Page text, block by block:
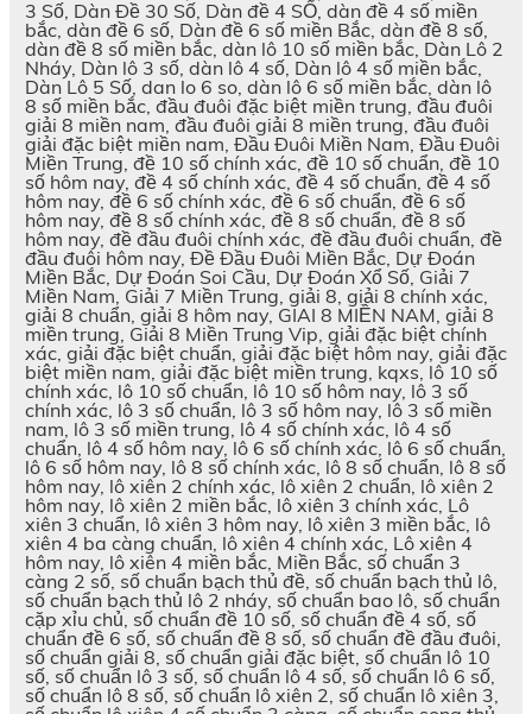
3 Số, Dàn Đề 30 Số, Dàn đề 4 SỐ, dàn đề 4 số miền
bắc, dàn đề 6 số, Dàn đề 6 số miền Bắc, dàn đề 8 số,
dàn đề 8 số miền bắc, dàn lô 10 số miền bắc, Dàn Lô 2
Nháy, Dàn lô 3 số, dàn lô 4 số, Dàn lô 4 số miền bắc,
Dàn Lô 5 Số, dan lo 6 so, dàn lô 6 số miền bắc, dàn lô
8 số miền bắc, đầu đuôi đặc biệt miền trung, đầu đuôi
giải 8 miền nam, đầu đuôi giải 8 miền trung, đầu đuôi
giải đặc biệt miền nam, Đầu Đuôi Miền Nam, Đầu Đuôi
Miền Trung, đề 10 số chính xác, đề 10 số chuẩn, đề 10
số hôm nay, đề 4 số chính xác, đề 4 số chuẩn, đề 4 số
hôm nay, đề 6 số chính xác, đề 6 số chuẩn, đề 6 số
hôm nay, đề 8 số chính xác, đề 8 số chuẩn, đề 8 số
hôm nay, đề đầu đuôi chính xác, đề đầu đuôi chuẩn, đề
đầu đuôi hôm nay, Đề Đầu Đuôi Miền Bắc, Dự Đoán
Miền Bắc, Dự Đoán Soi Cầu, Dự Đoán Xổ Số, Giải 7
Miền Nam, Giải 7 Miền Trung, giải 8, giải 8 chính xác,
giải 8 chuẩn, giải 8 hôm nay, GIAI 8 MIỀN NAM, giải 8
miền trung, Giải 8 Miền Trung Vip, giải đặc biệt chính
xác, giải đặc biệt chuẩn, giải đặc biệt hôm nay, giải đặc
biệt miền nam, giải đặc biệt miền trung, kqxs, lô 10 số
chính xác, lô 10 số chuẩn, lô 10 số hôm nay, lô 3 số
chính xác, lô 3 số chuẩn, lô 3 số hôm nay, lô 3 số miền
nam, lô 3 số miền trung, lô 4 số chính xác, lô 4 số
chuẩn, lô 4 số hôm nay, lô 6 số chính xác, lô 6 số chuẩn,
lô 6 số hôm nay, lô 8 số chính xác, lô 8 số chuẩn, lô 8 số
hôm nay, lô xiên 2 chính xác, lô xiên 2 chuẩn, lô xiên 2
hôm nay, lô xiên 2 miền bắc, lô xiên 3 chính xác, Lô
xiên 3 chuẩn, lô xiên 3 hôm nay, lô xiên 3 miền bắc, lô
xiên 4 ba càng chuẩn, lô xiên 4 chính xác, Lô xiên 4
hôm nay, lô xiên 4 miền bắc, Miền Bắc, số chuẩn 3
càng 2 số, số chuẩn bạch thủ đề, số chuẩn bạch thủ lô,
số chuẩn bạch thủ lô 2 nháy, số chuẩn bao lô, số chuẩn
cặp xỉu chủ, số chuẩn đề 10 số, số chuẩn đề 4 số, số
chuẩn đề 6 số, số chuẩn đề 8 số, số chuẩn đề đầu đuôi,
số chuẩn giải 8, số chuẩn giải đặc biệt, số chuẩn lô 10
số, số chuẩn lô 3 số, số chuẩn lô 4 số, số chuẩn lô 6 số,
số chuẩn lô 8 số, số chuẩn lô xiên 2, số chuẩn lô xiên 3,